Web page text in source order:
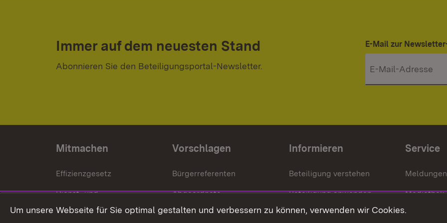
Immer auf dem neuesten Stand
Abonnieren Sie den Beteiligungsportal-Newsletter.
E-Mail zur
Mitmachen
Effizienzgesetz
Dienst- und
Versorgungsbezüge
Vorschlagen
Bürgerreferenten
Abgeordnete
Bürgerbeauftragte
Informieren
Beteiligung verstehen
Beteiligung anwenden
Beteiligung stärken
Service
Meldungen
Mediathek
Um unsere Webseite für Sie optimal gestalten und verbessern zu können, verwenden wir Cookies.